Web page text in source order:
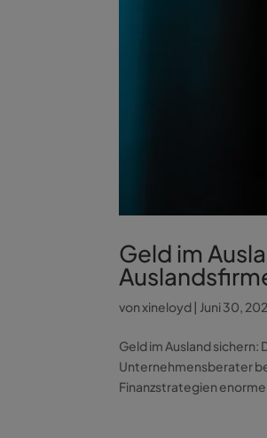
Geld im
vonxineloyd Juni 30,
Geld im Ausland
Unternehmensberater
Finanzstrategien